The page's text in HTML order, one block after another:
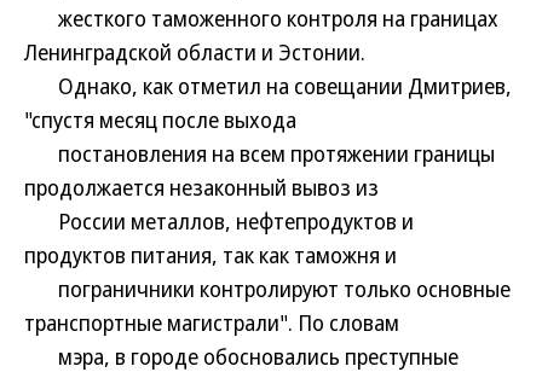
жесткого таможенного контроля на границах
Ленинградской области и Эстонии.
Однако, как отметил на совещании Дмитриев,
"спустя месяц после выхода
постановления на всем протяжении границы
продолжается незаконный вывоз из
России металлов, нефтепродуктов и
продуктов питания, так как таможня и
пограничники контролируют только основные
транспортные магистрали". По словам
мэра, в городе обосновались преступные